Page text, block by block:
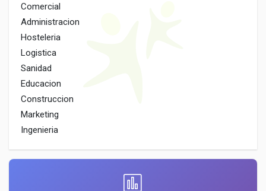
Comercial
Administracion
Hosteleria
Logistica
Sanidad
Educacion
Construccion
Marketing
Ingenieria